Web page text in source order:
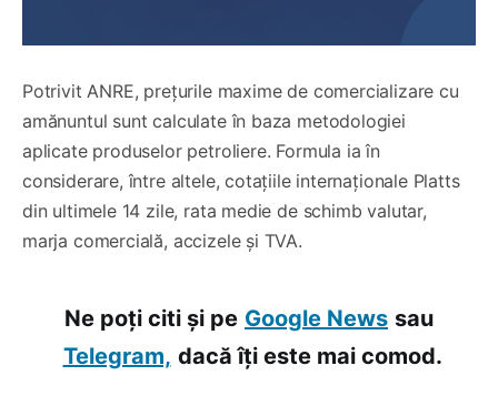
Potrivit ANRE, prețurile maxime de comercializare cu
amănuntul sunt calculate în baza metodologiei
aplicate produselor petroliere. Formula ia în
considerare, între altele, cotațiile internaționale Platts
din ultimele 14 zile, rata medie de schimb valutar,
marja comercială, accizele și TVA.
Ne poți citi și pe Google News sau
Telegram, dacă îți este mai comod.